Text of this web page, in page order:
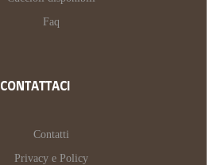
Faq
CONTATTACI
Contatti
Privacy e Policy